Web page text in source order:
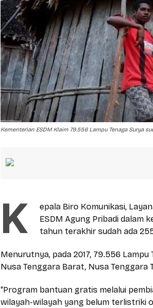
Kementerian ESDM Klaim 79.556 Lampu Tenaga Surya
K
epala Biro Komunikasi,
ESDM Agung Pribadi dalam
tahun terakhir sudah ada
Menurutnya, pada 2017, 79.556
Nusa Tenggara Barat, Nusa Tenggara
“Program bantuan gratis melalui
wilayah-wilayah yang belum terlistriki